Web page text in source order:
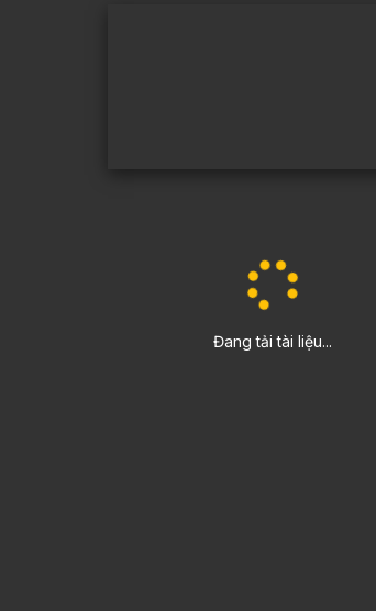
Đang tải tài liệu...